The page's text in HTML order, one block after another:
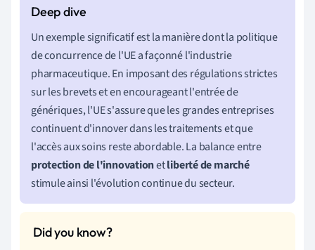
Un exemple significatif est la manière dont la politique
de concurrence de l'UE a façonné l'industrie
pharmaceutique. En imposant des régulations strictes
sur les brevets et en encourageant l'entrée de
génériques, l'UE s'assure que les grandes entreprises
continuent d'innover dans les traitements et que
l'accès aux soins reste abordable. La balance entre
protection de l'innovationetliberté de marché
stimule ainsi l'évolution continue du secteur.